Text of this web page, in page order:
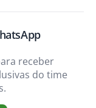
receber
do time